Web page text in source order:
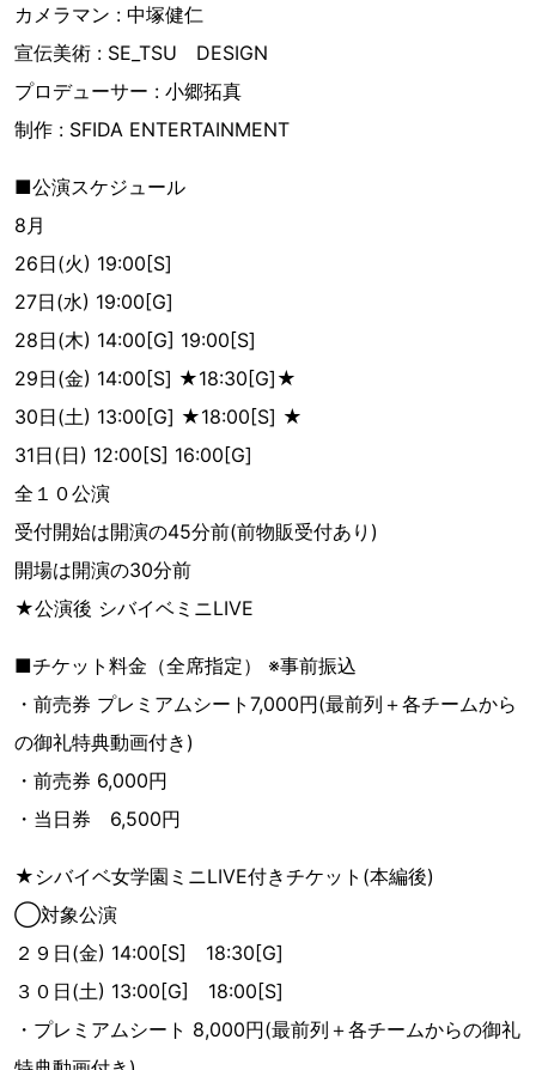
カメラマン : 中塚健仁
宣伝美術 : SE_TSU DESIGN
プロデューサー : 小郷拓真
制作 : SFIDA ENTERTAINMENT
■公演スケジュール
8月
26日(火) 19:00[S]
27日(水) 19:00[G]
28日(木) 14:00[G] 19:00[S]
29日(金) 14:00[S] ★18:30[G]★
30日(土) 13:00[G] ★18:00[S] ★
31日(日) 12:00[S] 16:00[G]
全１０公演
受付開始は開演の45分前(前物販受付あり)
開場は開演の30分前
★公演後 シバイベミニLIVE
■チケット料金（全席指定） ※事前振込
・前売券 プレミアムシート7,000円(最前列＋各チームから
の御礼特典動画付き)
・前売券 6,000円
・当日券 6,500円
★シバイベ女学園ミニLIVE付きチケット(本編後)
◯対象公演
２９日(金) 14:00[S] 18:30[G]
３０日(土) 13:00[G] 18:00[S]
・プレミアムシート 8,000円(最前列＋各チームからの御礼